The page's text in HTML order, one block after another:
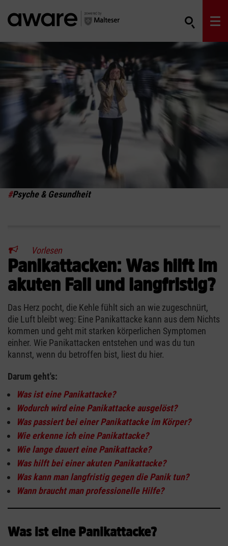
#Psyche & Gesundheit
Vorlesen
Panikattacken: Was hilft im
akuten Fall und langfristig?
Das Herz pocht, die Kehle fühlt sich an wie zugeschnürt,
die Luft bleibt weg: Eine Panikattacke kann aus dem Nichts
kommen und geht mit starken körperlichen Symptomen
einher. Wie Panikattacken entstehen und was du tun
kannst, wenn du betroffen bist, liest du hier.
Darum geht's:
Was ist eine Panikattacke?
Wodurch wird eine Panikattacke ausgelöst?
Was passiert bei einer Panikattacke im Körper?
Wie erkenne ich eine Panikattacke?
Wie lange dauert eine Panikattacke?
Was hilft bei einer akuten Panikattacke?
Was kann man langfristig gegen die Panik tun?
Wann braucht man professionelle Hilfe?
Was ist eine Panikattacke?